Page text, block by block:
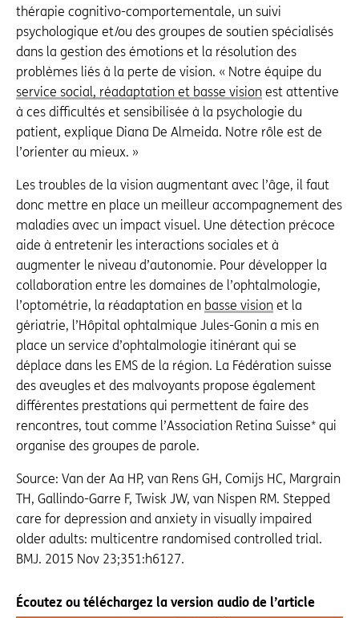
thérapie cognitivo-comportementale, un suivi
psychologique et/ou des groupes de soutien spécialisés
dans la gestion des émotions et la résolution des
problèmes liés à la perte de vision. « Notre équipe du
service social, réadaptation et basse vision est attentive
à ces difficultés et sensibilisée à la psychologie du
patient, explique Diana De Almeida. Notre rôle est de
l’orienter au mieux. »
Les troubles de la vision augmentant avec l’âge, il faut
donc mettre en place un meilleur accompagnement des
maladies avec un impact visuel. Une détection précoce
aide à entretenir les interactions sociales et à
augmenter le niveau d’autonomie. Pour développer la
collaboration entre les domaines de l’ophtalmologie,
l’optométrie, la réadaptation en basse vision et la
gériatrie, l’Hôpital ophtalmique Jules-Gonin a mis en
place un service d’ophtalmologie itinérant qui se
déplace dans les EMS de la région. La Fédération suisse
des aveugles et des malvoyants propose également
différentes prestations qui permettent de faire des
rencontres, tout comme l’Association Retina Suisse* qui
organise des groupes de parole.
Source: Van der Aa HP, van Rens GH, Comijs HC, Margrain
TH, Gallindo-Garre F, Twisk JW, van Nispen RM. Stepped
care for depression and anxiety in visually impaired
older adults: multicentre randomised controlled trial.
BMJ. 2015 Nov 23;351:h6127.
Écoutez ou téléchargez la version audio de l’article